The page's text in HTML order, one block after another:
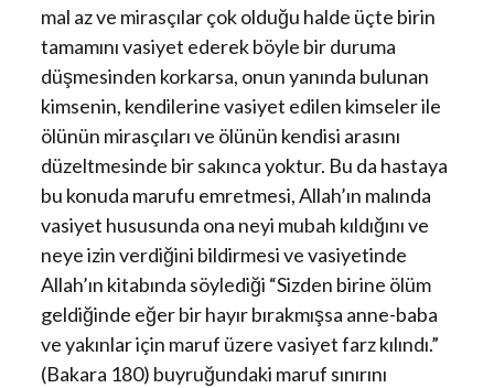
mal az ve mirasçılar çok olduğu halde üçte birin
tamamını vasiyet ederek böyle bir duruma
düşmesinden korkarsa, onun yanında bulunan
kimsenin, kendilerine vasiyet edilen kimseler ile
ölünün mirasçıları ve ölünün kendisi arasını
düzeltmesinde bir sakınca yoktur. Bu da hastaya
bu konuda marufu emretmesi, Allah’ın malında
vasiyet hususunda ona neyi mubah kıldığını ve
neye izin verdiğini bildirmesi ve vasiyetinde
Allah’ın kitabında söylediği “Sizden birine ölüm
geldiğinde eğer bir hayır bırakmışsa anne-baba
ve yakınlar için maruf üzere vasiyet farz kılındı.”
(Bakara 180) buyruğundaki maruf sınırını